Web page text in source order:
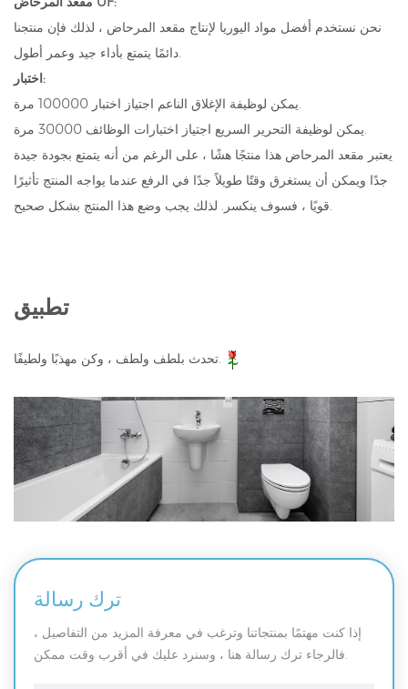
نحن نستخدم أفضل مواد اليوريا لإنتاج مقعد المرحاض ، لذلك فإن منتجنا
دائمًا يتمتع بأداء جيد وعمر أطول.
اختبار:
يمكن لوظيفة الإغلاق الناعم اجتياز اختبار 100000 مرة.
يمكن لوظيفة التحرير السريع اجتياز اختبارات الوظائف 30000 مرة.
يعتبر مقعد المرحاض هذا منتجًا هشًا ، على الرغم من أنه يتمتع بجودة جيدة
جدًا ويمكن أن يستغرق وقتًا طويلاً جدًا في الرفع عندما يواجه المنتج تأثيرًا
قويًا ، فسوف ينكسر. لذلك يجب وضع هذا المنتج بشكل صحيح.
تطبيق
تحدث بلطف ولطف ، وكن مهذبًا ولطيفًا.
ترك رسالة
إذا كنت مهتمًا بمنتجاتنا وترغب في معرفة المزيد من التفاصيل ،
فالرجاء ترك رسالة هنا ، وسنرد عليك في أقرب وقت ممكن.